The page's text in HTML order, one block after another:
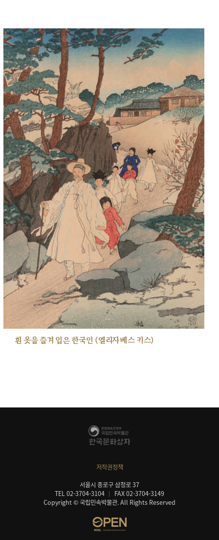
흰 옷을 즐겨 입은 한국인 (엘리자베스 키스)
저작권정책
서울시 종로구 삼청로 37
TEL 02-3704-3104
FAX 02-3704-3149
Copyright © 국립민속박물관. All Rights Reserved